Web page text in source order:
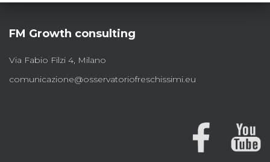
FM Growth consulting
Via Fabio Filzi 4, Milano
comunicazione@osservatoriofreschissimi.eu